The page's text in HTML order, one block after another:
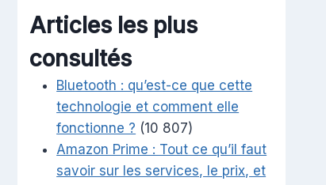
Articles les plus
consultés
Bluetooth : qu’est-ce que cette
technologie et comment elle
fonctionne ? (10 807)
Amazon Prime : Tout ce qu’il faut
savoir sur les services, le prix, et